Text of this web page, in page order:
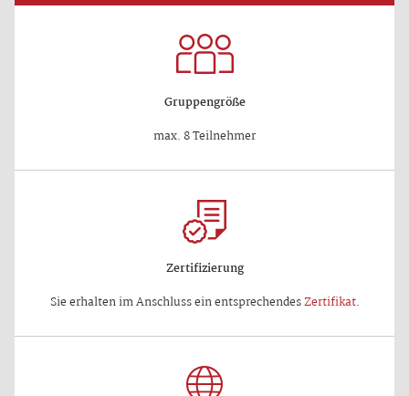
Gruppengröße
max. 8 Teilnehmer
Zertifizierung
Sie erhalten im Anschluss ein entsprechendesZertifikat.